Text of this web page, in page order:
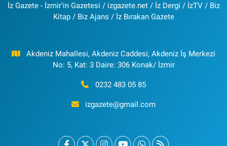
İz Gazete - İzmir'in Gazetesi / izgazete.net / İz Dergi / İzTV / Biz
Kitap / Biz Ajans / İz Bırakan Gazete
Akdeniz Mahallesi, Akdeniz Caddesi, Akdeniz İş Merkezi
No: 5, Kat: 3 Daire: 306 Konak/ İzmir
0232 483 05 85
izgazete@gmail.com